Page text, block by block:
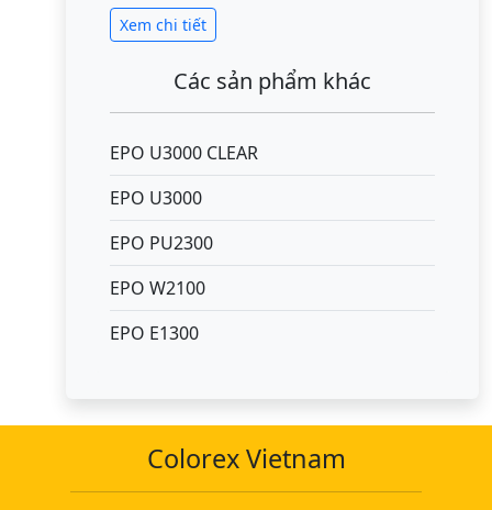
Xem chi tiết
Các sản phẩm khác
EPO U3000 CLEAR
EPO U3000
EPO PU2300
EPO W2100
EPO E1300
Colorex Vietnam